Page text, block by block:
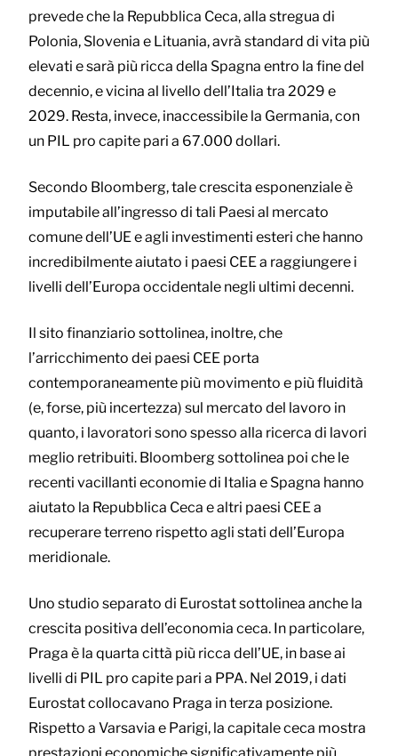
prevede che la Repubblica Ceca, alla stregua di
Polonia, Slovenia e Lituania, avrà standard di vita più
elevati e sarà più ricca della Spagna entro la fine del
decennio, e vicina al livello dell’Italia tra 2029 e
2029. Resta, invece, inaccessibile la Germania, con
un PIL pro capite pari a 67.000 dollari.
Secondo Bloomberg, tale crescita esponenziale è
imputabile all’ingresso di tali Paesi al mercato
comune dell’UE e agli investimenti esteri che hanno
incredibilmente aiutato i paesi CEE a raggiungere i
livelli dell’Europa occidentale negli ultimi decenni.
Il sito finanziario sottolinea, inoltre, che
l’arricchimento dei paesi CEE porta
contemporaneamente più movimento e più fluidità
(e, forse, più incertezza) sul mercato del lavoro in
quanto, i lavoratori sono spesso alla ricerca di lavori
meglio retribuiti. Bloomberg sottolinea poi che le
recenti vacillanti economie di Italia e Spagna hanno
aiutato la Repubblica Ceca e altri paesi CEE a
recuperare terreno rispetto agli stati dell’Europa
meridionale.
Uno studio separato di Eurostat sottolinea anche la
crescita positiva dell’economia ceca. In particolare,
Praga è la quarta città più ricca dell’UE, in base ai
livelli di PIL pro capite pari a PPA. Nel 2019, i dati
Eurostat collocavano Praga in terza posizione.
Rispetto a Varsavia e Parigi, la capitale ceca mostra